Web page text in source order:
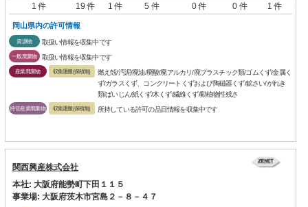
1 件
19 件 1 件 5 件 0 件 0 件 1 件
岡山県内の許可情報
資源物 取扱い情報を収集中です
一般廃棄物 取扱い情報を収集中です
産業廃棄物 収集運搬(保積無)
燃え殻/汚泥/廃油/廃酸/廃アルカリ/廃プラスチック類/ゴムくず/金属く
ず/ガラスくず、コンクリートくずおよび陶磁器くず/鉱さい/がれき
類/ばいじん/紙くず/木くず/繊維くず/動植物性残さ
特管産業廃棄物 収集運搬(保積無) 所持している許可の品目情報を収集中です
関西興産株式会社
本社: 大阪府能勢町下田１１５
事業場: 大阪府茨木市宮島２－８－４７